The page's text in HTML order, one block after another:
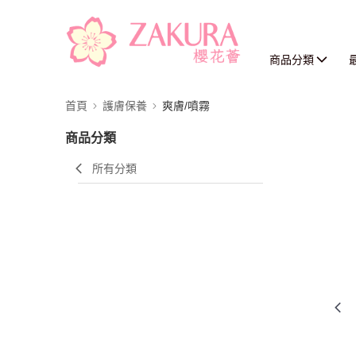
商品分類
首頁 護膚保養 爽膚/噴霧
商品分類
所有分類